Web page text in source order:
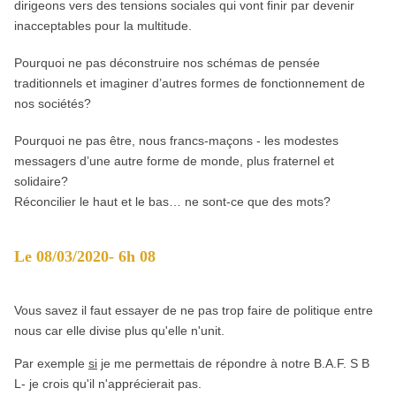
dirigeons vers des tensions sociales qui vont finir par devenir
inacceptables pour la multitude.
Pourquoi ne pas déconstruire nos schémas de pensée
traditionnels et imaginer d’autres formes de fonctionnement de
nos sociétés?
Pourquoi ne pas être, nous francs-maçons - les modestes
messagers d’une autre forme de monde, plus fraternel et
solidaire?
Réconcilier le haut et le bas… ne sont-ce que des mots?
Le 08/03/2020- 6h 08
Vous savez il faut essayer de ne pas trop faire de politique entre
nous car elle divise plus qu'elle n'unit.
Par exemple si je me permettais de répondre à notre B.A.F. S B
L- je crois qu'il n'apprécierait pas.